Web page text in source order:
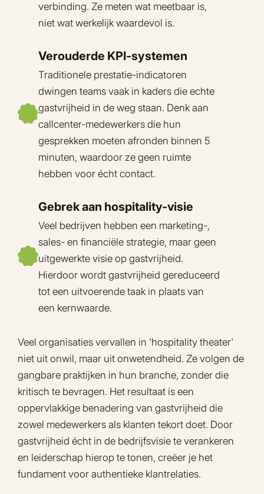
verbinding. Ze meten wat meetbaar is,
niet wat werkelijk waardevol is.
Verouderde KPI-systemen
Traditionele prestatie-indicatoren
dwingen teams vaak in kaders die echte
gastvrijheid in de weg staan. Denk aan
callcenter-medewerkers die hun
gesprekken moeten afronden binnen 5
minuten, waardoor ze geen ruimte
hebben voor écht contact.
Gebrek aan hospitality-visie
Veel bedrijven hebben een marketing-,
sales- en financiële strategie, maar geen
uitgewerkte visie op gastvrijheid.
Hierdoor wordt gastvrijheid gereduceerd
tot een uitvoerende taak in plaats van
een kernwaarde.
Veel organisaties vervallen in 'hospitality theater'
niet uit onwil, maar uit onwetendheid. Ze volgen de
gangbare praktijken in hun branche, zonder die
kritisch te bevragen. Het resultaat is een
oppervlakkige benadering van gastvrijheid die
zowel medewerkers als klanten tekort doet. Door
gastvrijheid écht in de bedrijfsvisie te verankeren
en leiderschap hierop te tonen, creëer je het
fundament voor authentieke klantrelaties.